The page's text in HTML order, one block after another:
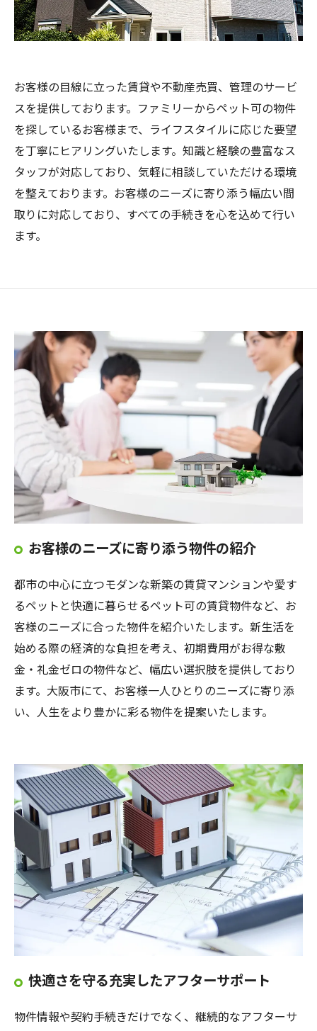
お客様の目線に立った賃貸や不動産売買、管理のサービ
スを提供しております。ファミリーからペット可の物件
を探しているお客様まで、ライフスタイルに応じた要望
を丁寧にヒアリングいたします。知識と経験の豊富なス
タッフが対応しており、気軽に相談していただける環境
を整えております。お客様のニーズに寄り添う幅広い間
取りに対応しており、すべての手続きを心を込めて行い
ます。
お客様のニーズに寄り添う物件の紹介
都市の中心に立つモダンな新築の賃貸マンションや愛す
るペットと快適に暮らせるペット可の賃貸物件など、お
客様のニーズに合った物件を紹介いたします。新生活を
始める際の経済的な負担を考え、初期費用がお得な敷
金・礼金ゼロの物件など、幅広い選択肢を提供しており
ます。大阪市にて、お客様一人ひとりのニーズに寄り添
い、人生をより豊かに彩る物件を提案いたします。
快適さを守る充実したアフターサポート
物件情報や契約手続きだけでなく、継続的なアフターサ